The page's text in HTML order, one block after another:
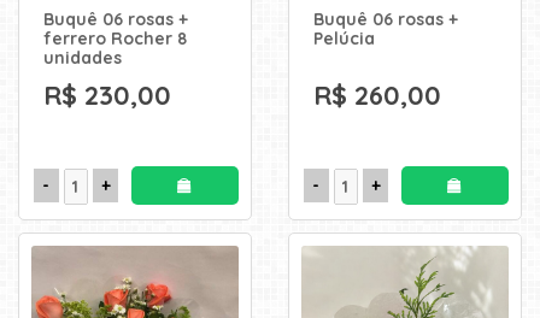
Buquê 06 rosas +
ferrero Rocher 8
unidades
R$ 230,00
Buquê 06 rosas +
Pelúcia
R$ 260,00